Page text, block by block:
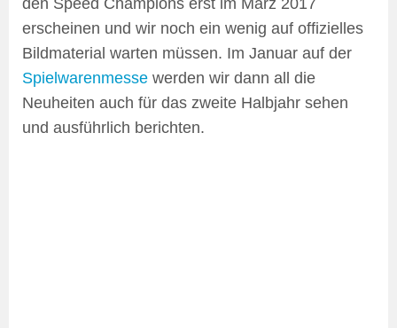
den Speed Champions erst im März 2017
erscheinen und wir noch ein wenig auf offizielles
Bildmaterial warten müssen. Im Januar auf der
Spielwarenmesse werden wir dann all die
Neuheiten auch für das zweite Halbjahr sehen
und ausführlich berichten.